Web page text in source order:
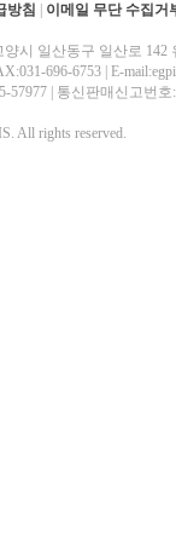
방침 이메일 무단 수집거
시 일산동구 일산로
696-6753 | E-
57977 | 통신판매신고번
All rights reserved.